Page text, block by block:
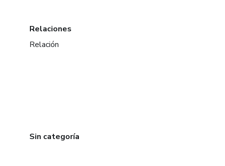
Relaciones
Relación
Sin categoría